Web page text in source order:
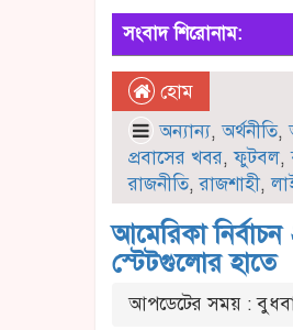
সংবাদ শিরোনাম:
হোম
অন্যান্য,অর্থনীতি,
প্রবাসের খবর,ফুটবল,
রাজনীতি,রাজশাহী,
আমেরিকা নির্বাচন
স্টেটগুলোর হাতে
আপডেটের সময় :